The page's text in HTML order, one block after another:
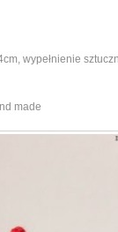
wypełnienie
made